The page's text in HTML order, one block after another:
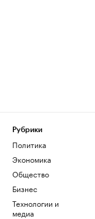
Рубрики
Политика
Экономика
Общество
Бизнес
Технологии и
медиа